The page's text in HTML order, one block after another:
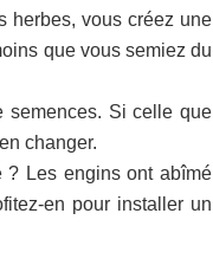
herbes, vous créez une
que vous semiez du
semences. Si celle que
changer.
? Les engins ont abîmé
en pour installer un